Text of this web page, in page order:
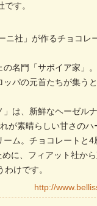
す。
社」が作るチョコレ
名門「サボイア家」
パの元首たちが集う
は、新鮮なヘーゼル
が素晴らしい甘さのハ
ム。チョコレートと4
に、フィアット社か
けです。